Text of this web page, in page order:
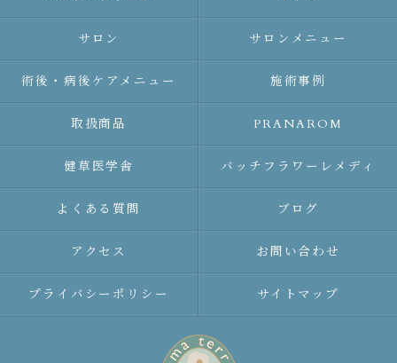
サロン サロンメニュー
術後・病後ケアメニュー 施術事例
取扱商品 PRANAROM
健草医学舎 バッチフラワーレメディ
よくある質問 ブログ
アクセス お問い合わせ
プライバシーポリシー サイトマップ